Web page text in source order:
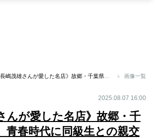
《長嶋茂雄さんが愛した名店》故郷・千葉県佐倉市、青春時代に同級生との親交を大切に足しげく通った「そば」の味 画像一覧
2025.08.07 16:00
んが愛した名店》故郷・千
青春時代に同級生との親交